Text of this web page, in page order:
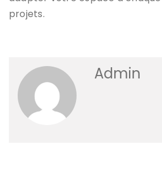
projets.
Admin